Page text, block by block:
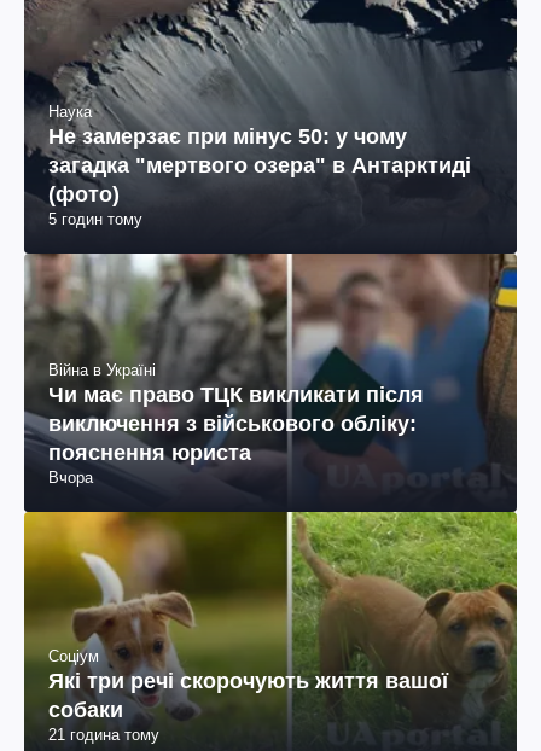
Наука
Не замерзає при мінус 50: у чому
загадка "мертвого озера" в Антарктиді
(фото)
5 годин тому
Війна в Україні
Чи має право ТЦК викликати після
виключення з військового обліку:
пояснення юриста
Вчора
Соціум
Які три речі скорочують життя вашої
собаки
21 година тому